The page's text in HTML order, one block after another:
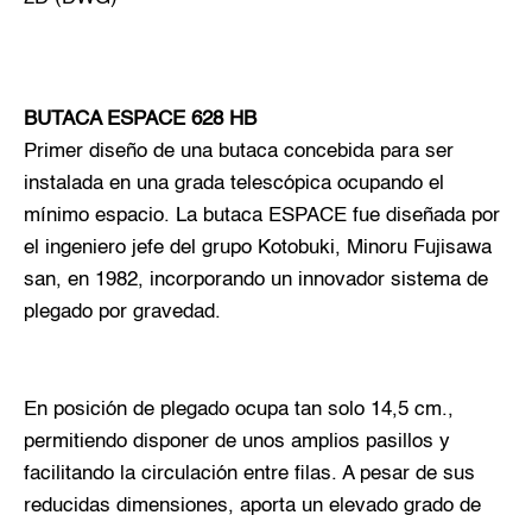
BUTACA ESPACE 628 HB
Primer diseño de una butaca concebida para ser
instalada en una grada telescópica ocupando el
mínimo espacio. La butaca ESPACE fue diseñada por
el ingeniero jefe del grupo Kotobuki, Minoru Fujisawa
san, en 1982, incorporando un innovador sistema de
plegado por gravedad.
En posición de plegado ocupa tan solo 14,5 cm.,
permitiendo disponer de unos amplios pasillos y
facilitando la circulación entre filas. A pesar de sus
reducidas dimensiones, aporta un elevado grado de